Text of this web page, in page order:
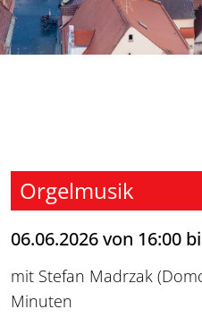
Orgelmusik
06.06.2026 von 16:00
mit Stefan Madrzak
Minuten